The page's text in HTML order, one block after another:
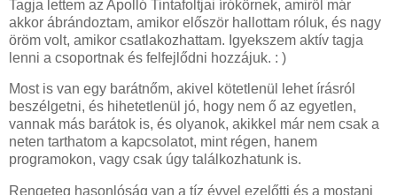
Tagja lettem az Apolló Tintafoltjai írókörnek, amiről már
akkor ábrándoztam, amikor először hallottam róluk, és nagy
öröm volt, amikor csatlakozhattam. Igyekszem aktív tagja
lenni a csoportnak és felfejlődni hozzájuk. : )
Most is van egy barátnőm, akivel kötetlenül lehet írásról
beszélgetni, és hihetetlenül jó, hogy nem ő az egyetlen,
vannak más barátok is, és olyanok, akikkel már nem csak a
neten tarthatom a kapcsolatot, mint régen, hanem
programokon, vagy csak úgy találkozhatunk is.
Rengeteg hasonlóság van a tíz évvel ezelőtti és a mostani